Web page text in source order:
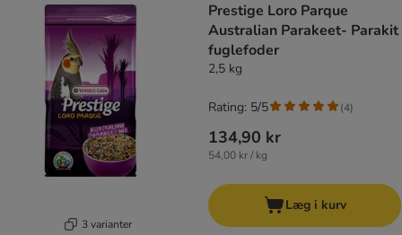
3 varianter
Prestige Loro Parque
Australian Parakeet- Parakit
fuglefoder
2,5 kg
134,90 kr
54,00 kr / kg
Rating: 5/5 (4)
Læg i kurv